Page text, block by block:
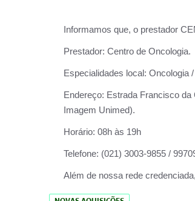
Informamos que, o prestador
Prestador: Centro de Oncologia.
Especialidades local: Oncologia
Endereço: Estrada Francisco
Imagem Unimed).
Horário: 08h às 19h
Telefone: (021) 3003-9855 /
Além de nossa rede